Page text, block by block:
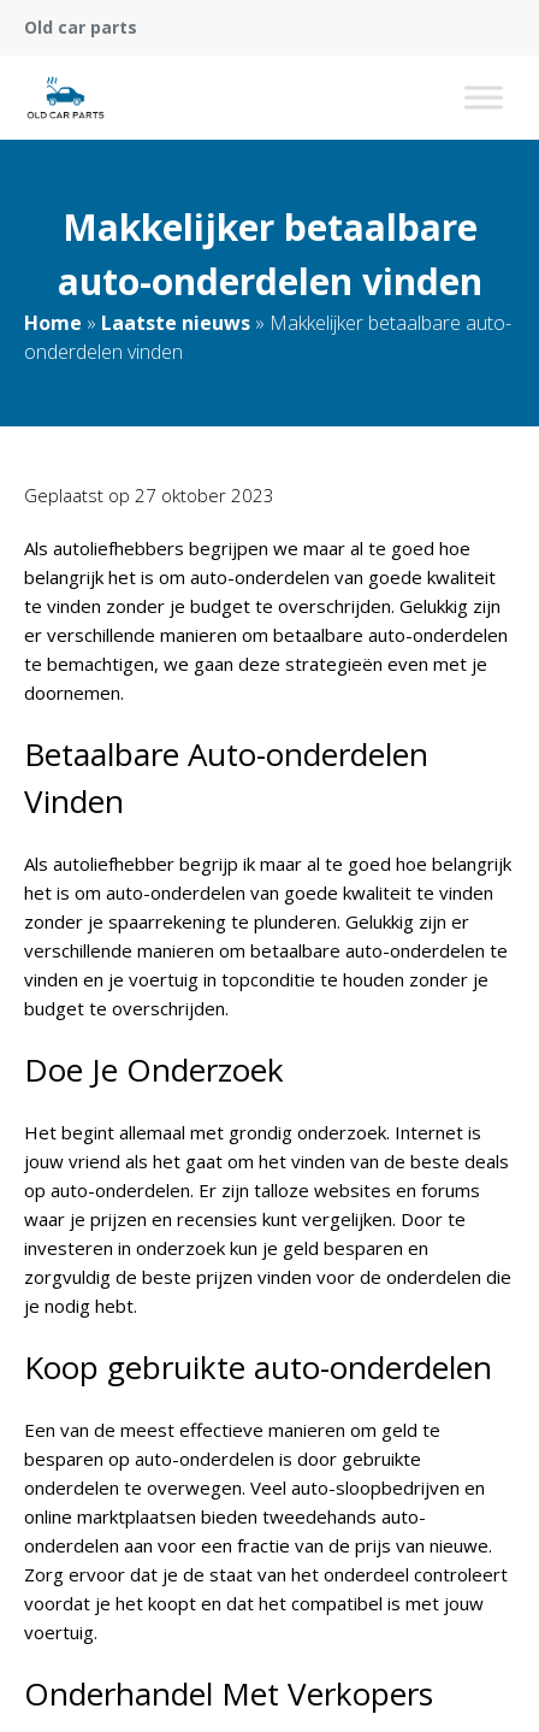
Old car parts
Makkelijker betaalbare
auto-onderdelen vinden
Home » Laatste nieuws » Makkelijker betaalbare auto-
onderdelen vinden
Geplaatst op 27 oktober 2023
Als autoliefhebbers begrijpen we maar al te goed hoe
belangrijk het is om auto-onderdelen van goede kwaliteit
te vinden zonder je budget te overschrijden. Gelukkig zijn
er verschillende manieren om betaalbare auto-onderdelen
te bemachtigen, we gaan deze strategieën even met je
doornemen.
Betaalbare Auto-onderdelen
Vinden
Als autoliefhebber begrijp ik maar al te goed hoe belangrijk
het is om auto-onderdelen van goede kwaliteit te vinden
zonder je spaarrekening te plunderen. Gelukkig zijn er
verschillende manieren om betaalbare auto-onderdelen te
vinden en je voertuig in topconditie te houden zonder je
budget te overschrijden.
Doe Je Onderzoek
Het begint allemaal met grondig onderzoek. Internet is
jouw vriend als het gaat om het vinden van de beste deals
op auto-onderdelen. Er zijn talloze websites en forums
waar je prijzen en recensies kunt vergelijken. Door te
investeren in onderzoek kun je geld besparen en
zorgvuldig de beste prijzen vinden voor de onderdelen die
je nodig hebt.
Koop gebruikte auto-onderdelen
Een van de meest effectieve manieren om geld te
besparen op auto-onderdelen is door gebruikte
onderdelen te overwegen. Veel auto-sloopbedrijven en
online marktplaatsen bieden tweedehands auto-
onderdelen aan voor een fractie van de prijs van nieuwe.
Zorg ervoor dat je de staat van het onderdeel controleert
voordat je het koopt en dat het compatibel is met jouw
voertuig.
Onderhandel Met Verkopers